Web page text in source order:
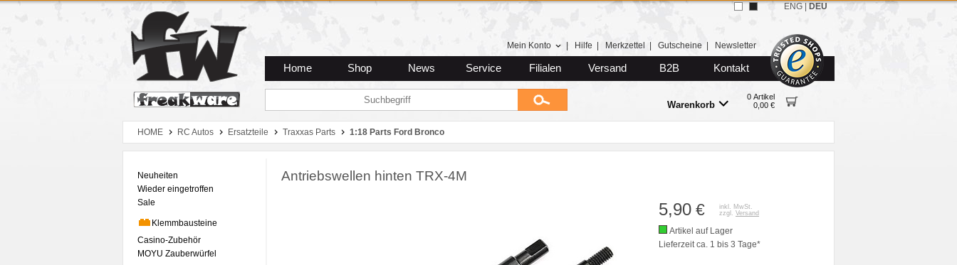
Zum Hauptmenue
Zum Seiteninhalt
Zum Warenkob
Mein Konto Hilfe Merkzettel Gutscheine Newsletter
Home Shop News Service Filialen Versand B2B Kontakt
Warenkorb
0 Artikel
0,00 €
ENG DEU
HOME RC Autos Ersatzteile Traxxas Parts 1:18 Parts Ford Bronco
Neuheiten
Wieder eingetroffen
Sale
Klemmbausteine
Casino-Zubehör
MOYU Zauberwürfel
Antriebswellen hinten TRX-4M
5,90 €
inkl. MwSt.
zzgl. Versand
Artikel auf Lager
Lieferzeit ca. 1 bis 3 Tage*